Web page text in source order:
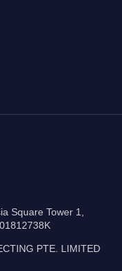
Square Tower 1,
PTE. LIMITED